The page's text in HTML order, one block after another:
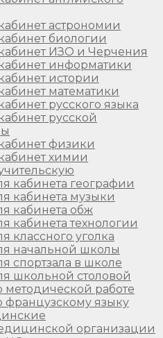
астрономии
биологии
ИЗО и Черчения
информатики
истории
математики
русского языка
русской
физики
химии
кабинета географии
кабинета музыки
кабинета обж
кабинета технологии
классного уголка
начальной школы
спортзала в школе
школьной столовой
методической работе
французскому языку
организации